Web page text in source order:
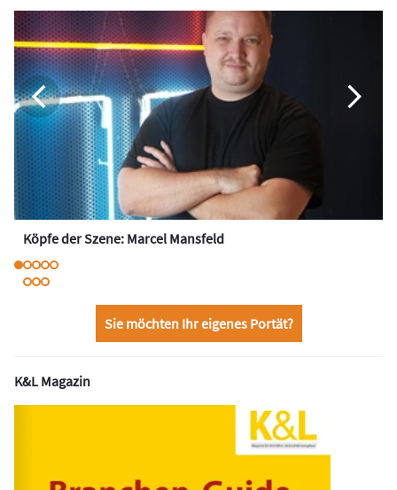
Köpfe der Szene: Marcel Mansfeld
Sie möchten Ihr eigenes Portät?
K&L Magazin